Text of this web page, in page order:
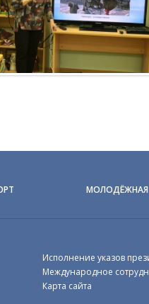
Исполнение указов
Международное
Карта сайта